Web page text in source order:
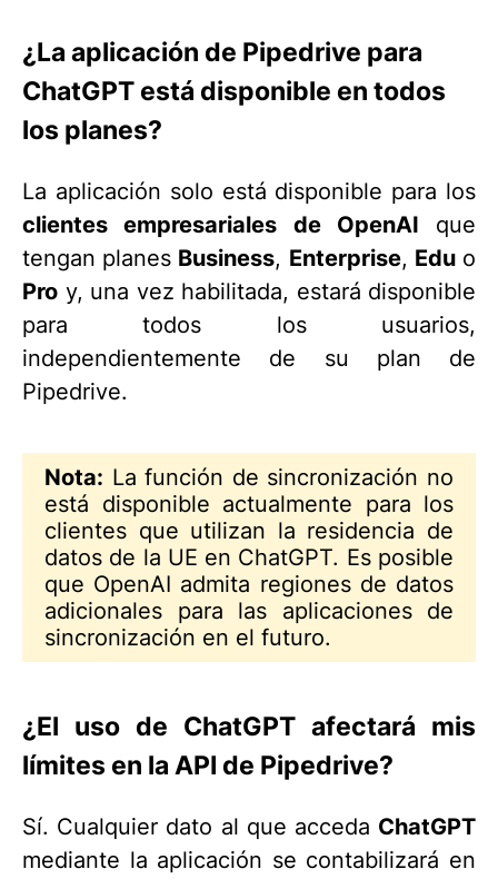
¿La aplicación de Pipedrive para
ChatGPT está disponible en todos
los planes?
La aplicación solo está disponible para los
clientes empresariales de OpenAI que
tengan planes Business, Enterprise, Eduo
Pro y, una vez habilitada, estará disponible
para todos los usuarios,
independientemente de su plan de
Pipedrive.
Nota: La función de sincronización no
está disponible actualmente para los
clientes que utilizan la residencia de
datos de la UE en ChatGPT. Es posible
que OpenAI admita regiones de datos
adicionales para las aplicaciones de
sincronización en el futuro.
¿El uso de ChatGPT afectará mis
límites en la API de Pipedrive?
Sí. Cualquier dato al que acceda ChatGPT
mediante la aplicación se contabilizará en